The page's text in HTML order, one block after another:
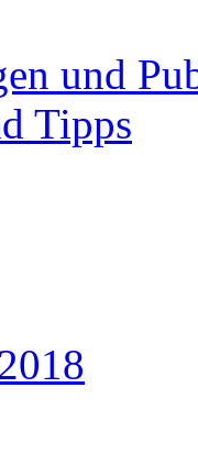
und
Tipps